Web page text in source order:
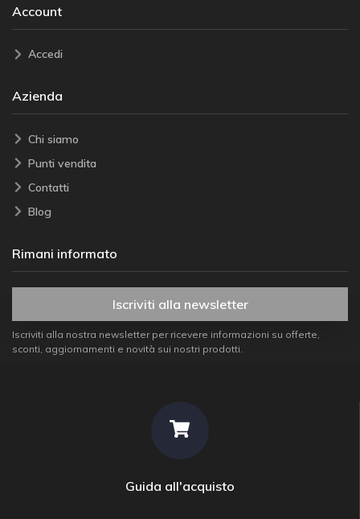
Account
Accedi
Azienda
Chi siamo
Punti vendita
Contatti
Blog
Rimani informato
Iscriviti alla newsletter
Iscriviti alla nostra newsletter per ricevere informazioni su offerte,
sconti, aggiornamenti e novità sui nostri prodotti.
Guida all'acquisto